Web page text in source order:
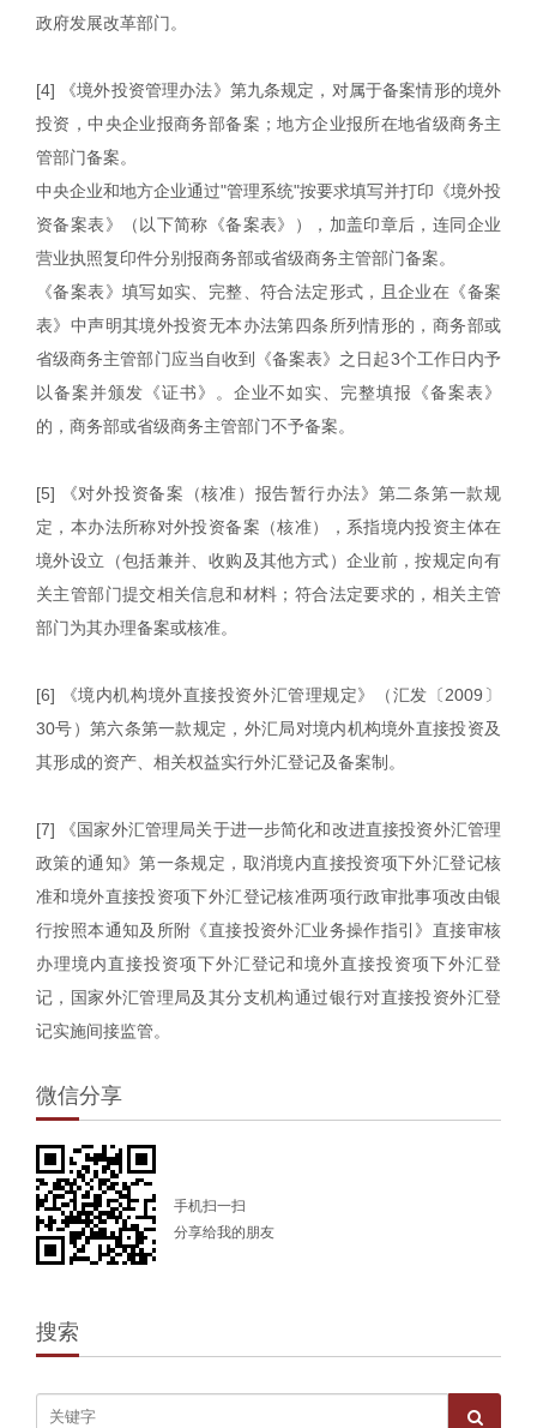
政府发展改革部门。
[4] 《境外投资管理办法》第九条规定，对属于备案情形的境外
投资，中央企业报商务部备案；地方企业报所在地省级商务主
管部门备案。
中央企业和地方企业通过"管理系统"按要求填写并打印《境外投
资备案表》（以下简称《备案表》），加盖印章后，连同企业
营业执照复印件分别报商务部或省级商务主管部门备案。
《备案表》填写如实、完整、符合法定形式，且企业在《备案
表》中声明其境外投资无本办法第四条所列情形的，商务部或
省级商务主管部门应当自收到《备案表》之日起3个工作日内予
以备案并颁发《证书》。企业不如实、完整填报《备案表》
的，商务部或省级商务主管部门不予备案。
[5] 《对外投资备案（核准）报告暂行办法》第二条第一款规
定，本办法所称对外投资备案（核准），系指境内投资主体在
境外设立（包括兼并、收购及其他方式）企业前，按规定向有
关主管部门提交相关信息和材料；符合法定要求的，相关主管
部门为其办理备案或核准。
[6] 《境内机构境外直接投资外汇管理规定》（汇发〔2009〕
30号）第六条第一款规定，外汇局对境内机构境外直接投资及
其形成的资产、相关权益实行外汇登记及备案制。
[7] 《国家外汇管理局关于进一步简化和改进直接投资外汇管理
政策的通知》第一条规定，取消境内直接投资项下外汇登记核
准和境外直接投资项下外汇登记核准两项行政审批事项改由银
行按照本通知及所附《直接投资外汇业务操作指引》直接审核
办理境内直接投资项下外汇登记和境外直接投资项下外汇登
记，国家外汇管理局及其分支机构通过银行对直接投资外汇登
记实施间接监管。
微信分享
手机扫一扫
分享给我的朋友
搜索